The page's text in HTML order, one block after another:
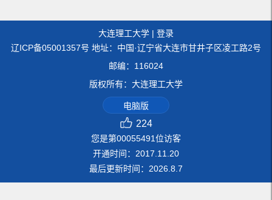
大连理工大学 | 登录
辽ICP备05001357号 地址：中国·辽宁省大连市甘井子区凌工路2号
邮编：116024
版权所有：大连理工大学
电脑版
224
您是第00055491位访客
开通时间： 2017.11.20
最后更新时间： 2026.8.7